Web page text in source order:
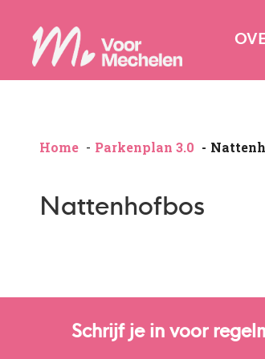
Home Parkenplan 3.0
Nattenhofbos
Schrijf je in voor